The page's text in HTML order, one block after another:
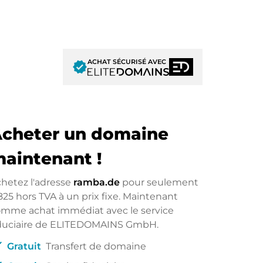
verifiedACHAT SÉCURISÉ AVEC
un domaine
!
l'adresse ramba.de pour seulement
hors TVA à un prix fixe. Maintenant
achat immédiat avec le service
de ELITEDOMAINS GmbH.
Gratuit Transfert de domaine